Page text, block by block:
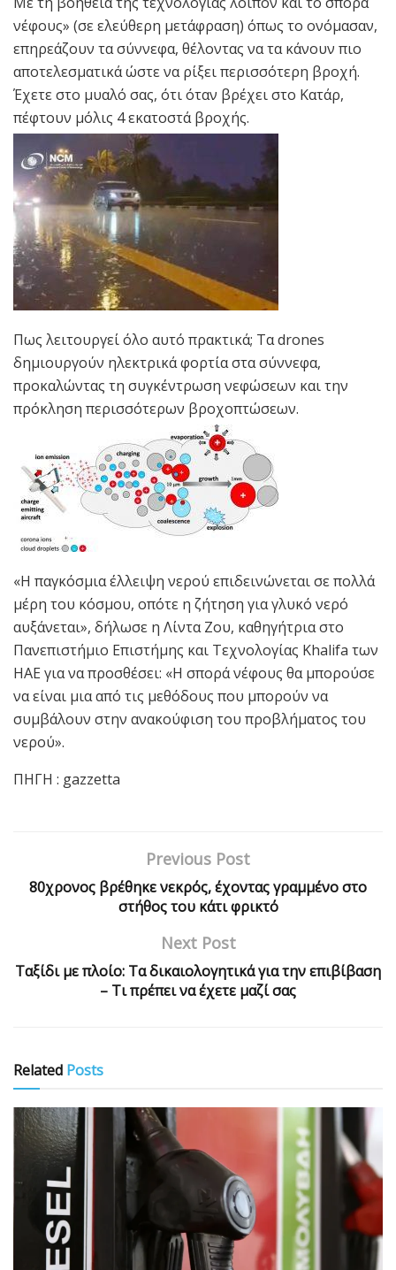
νέφους» (σε ελεύθερη μετάφραση) όπως το ονόμασαν,
επηρεάζουν τα σύννεφα, θέλοντας να τα κάνουν πιο
αποτελεσματικά ώστε να ρίξει περισσότερη βροχή.
Έχετε στο μυαλό σας, ότι όταν βρέχει στο Κατάρ,
πέφτουν μόλις 4 εκατοστά βροχής.
Πως λειτουργεί όλο αυτό πρακτικά; Τα drones
δημιουργούν ηλεκτρικά φορτία στα σύννεφα,
προκαλώντας τη συγκέντρωση νεφώσεων και την
πρόκληση περισσότερων βροχοπτώσεων.
«Η παγκόσμια έλλειψη νερού επιδεινώνεται σε πολλά
μέρη του κόσμου, οπότε η ζήτηση για γλυκό νερό
αυξάνεται», δήλωσε η Λίντα Ζου, καθηγήτρια στο
Πανεπιστήμιο Επιστήμης και Τεχνολογίας Khalifa των
ΗΑΕ για να προσθέσει: «Η σπορά νέφους θα μπορούσε
να είναι μια από τις μεθόδους που μπορούν να
συμβάλουν στην ανακούφιση του προβλήματος του
νερού».
ΠΗΓΗ : gazzetta
Previous Post
80χρονος βρέθηκε νεκρός, έχοντας γραμμένο στο
στήθος του κάτι φρικτό
Next Post
Ταξίδι με πλοίο: Τα δικαιολογητικά για την επιβίβαση
– Τι πρέπει να έχετε μαζί σας
Related Posts